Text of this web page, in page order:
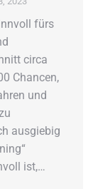
fürs
circa
Chancen,
und
ausgiebig
ist,…